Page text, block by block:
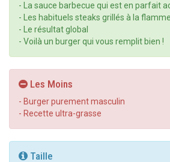
- La sauce barbecue qui est en parfait
- Les habituels steaks grillés à la flamme
- Le résultat global
- Voilà un burger qui vous remplit bien !
Les Moins
- Burger purement masculin
- Recette ultra-grasse
Taille